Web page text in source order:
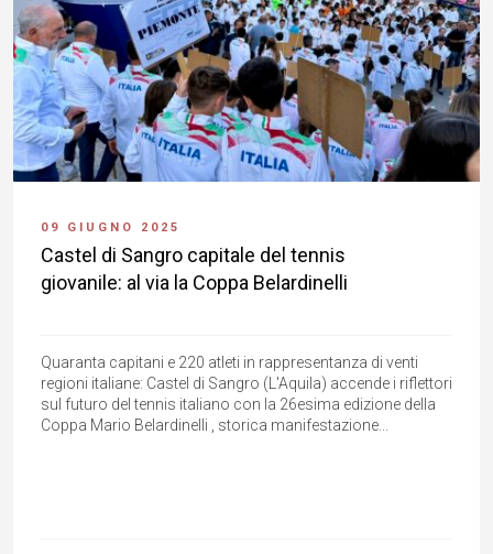
09 GIUGNO 2025
Castel di Sangro capitale del tennis
giovanile: al via la Coppa Belardinelli
Quaranta capitani e 220 atleti in rappresentanza di venti
regioni italiane: Castel di Sangro (L'Aquila) accende i riflettori
sul futuro del tennis italiano con la 26esima edizione della
Coppa Mario Belardinelli , storica manifestazione...